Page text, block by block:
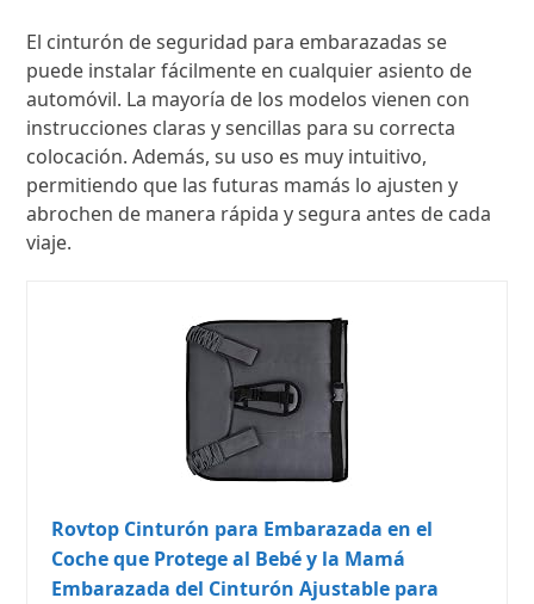
El cinturón de seguridad para embarazadas se
puede instalar fácilmente en cualquier asiento de
automóvil. La mayoría de los modelos vienen con
instrucciones claras y sencillas para su correcta
colocación. Además, su uso es muy intuitivo,
permitiendo que las futuras mamás lo ajusten y
abrochen de manera rápida y segura antes de cada
viaje.
Rovtop Cinturón para Embarazada en el
Coche que Protege al Bebé y la Mamá
Embarazada del Cinturón Ajustable para